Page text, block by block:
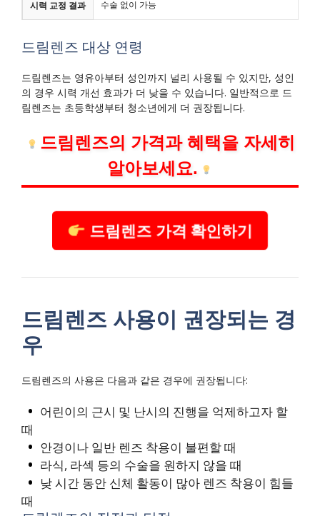
시력 교정 결과 수술 없이 가능
드림렌즈 대상 연령
드림렌즈는 영유아부터 성인까지 널리 사용될 수 있지만, 성인
의 경우 시력 개선 효과가 더 낮을 수 있습니다. 일반적으로 드
림렌즈는 초등학생부터 청소년에게 더 권장됩니다.
드림렌즈의 가격과 혜택을 자세히
알아보세요.
드림렌즈 가격 확인하기
드림렌즈 사용이 권장되는 경
우
드림렌즈의 사용은 다음과 같은 경우에 권장됩니다:
어린이의 근시 및 난시의 진행을 억제하고자 할
때
안경이나 일반 렌즈 착용이 불편할 때
라식, 라섹 등의 수술을 원하지 않을 때
낮 시간 동안 신체 활동이 많아 렌즈 착용이 힘들
때